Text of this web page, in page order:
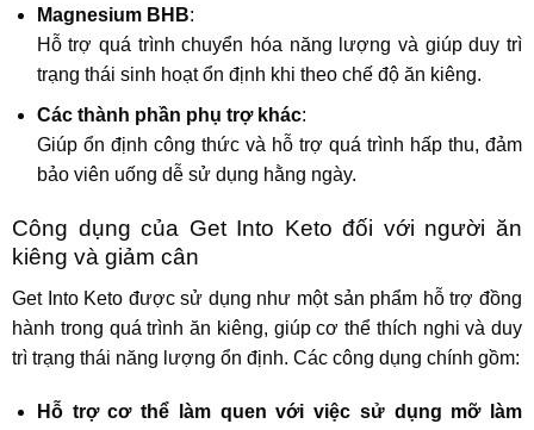
Magnesium BHB:
Hỗ trợ quá trình chuyển hóa năng lượng và giúp duy trì
trạng thái sinh hoạt ổn định khi theo chế độ ăn kiêng.
Các thành phần phụ trợ khác:
Giúp ổn định công thức và hỗ trợ quá trình hấp thu, đảm
bảo viên uống dễ sử dụng hằng ngày.
Công dụng của Get Into Keto đối với người ăn
kiêng và giảm cân
Get Into Keto được sử dụng như một sản phẩm hỗ trợ đồng
hành trong quá trình ăn kiêng, giúp cơ thể thích nghi và duy
trì trạng thái năng lượng ổn định. Các công dụng chính gồm:
Hỗ trợ cơ thể làm quen với việc sử dụng mỡ làm